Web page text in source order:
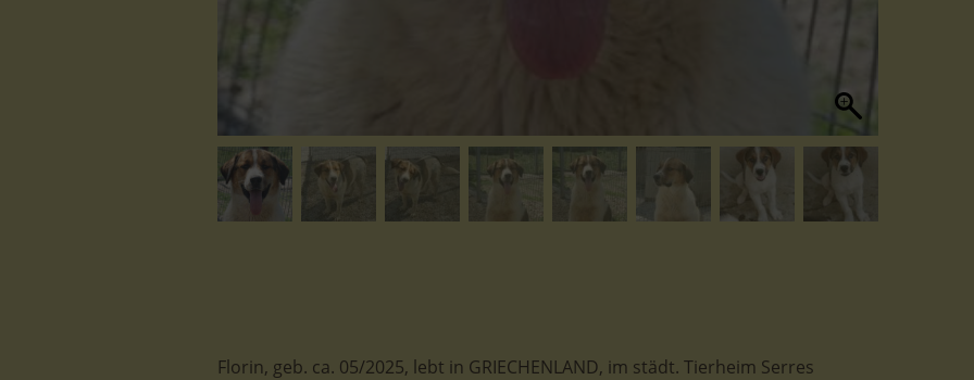
Florin, geb. ca. 05/2025, lebt in GRIECHENLAND, im städt. Tierheim Serres